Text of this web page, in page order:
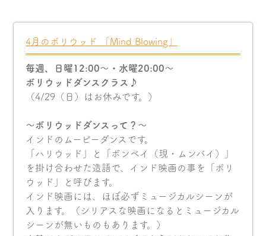
4月のボリウッド 「Mind Blowing」
毎週、日曜12:00〜・水曜20:00〜
ボリウッドダンスクラス♪
（4/29（日）はお休みです。）
〜ボリウッドダンスって？〜
インドのムービーダンスです。
「ハリウッド」と「ボンベイ（現・ムンバイ）」
を掛け合わせた造語で、インド映画の事を「ボリ
ウッド」と呼びます。
インド映画には、ほぼ必ずミュージカルシーンが
入ります。（シリアスな映画になるとミュージカル
シーンが無いものもあります。）